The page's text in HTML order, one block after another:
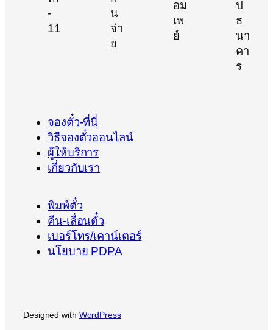
จองตั๋ว-ที่นี่
วิธีจองตั๋วออนไลน์
ผู้ให้บริการ
เกี่ยวกับเรา
พิมพ์ตั๋ว
คืน-เลื่อนตั๋ว
เบอร์โทร/เคาน์เตอร์
นโยบาย PDPA
Designed with WordPress